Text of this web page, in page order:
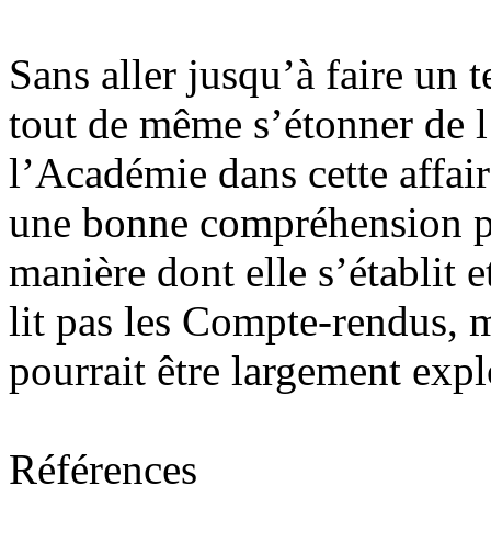
Sans aller jusqu’à faire un
tout de même s’étonner
l’Académie dans cette
une bonne compréhension
manière dont elle s’établit
lit pas les Compte-rendus,
pourrait être largement
Références